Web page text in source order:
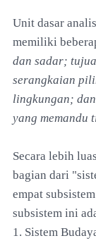
Unit dasar
memiliki
dan sadar;
serangkaian
lingkungan;
yang memandu
Secara lebih
bagian dari
empat
subsistem ini
1. Sistem